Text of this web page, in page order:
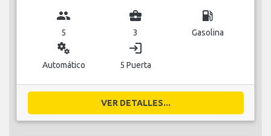
group
5
business_center
3
local_gas_station
Gasolina
miscellaneous_services
Automático
login
5 Puerta
VER DETALLES...